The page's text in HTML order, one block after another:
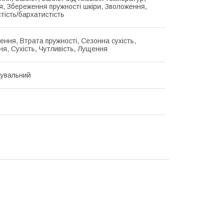
Збереження пружності шкіри, Зволоження,
бархатистість
Втрата пружності, Сезонна сухість,
Сухість, Чутливість, Лущення